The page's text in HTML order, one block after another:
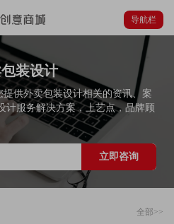
导航栏
装设计
供外卖包装设计相关的资讯、案
计服务解决方案，上艺点，品牌顾
立即咨询
全部>>